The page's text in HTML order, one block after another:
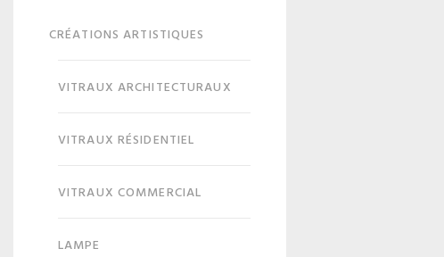
CRÉATIONS ARTISTIQUES
VITRAUX ARCHITECTURAUX
VITRAUX RÉSIDENTIEL
VITRAUX COMMERCIAL
LAMPE